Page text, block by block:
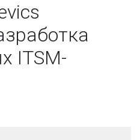
ITSM-